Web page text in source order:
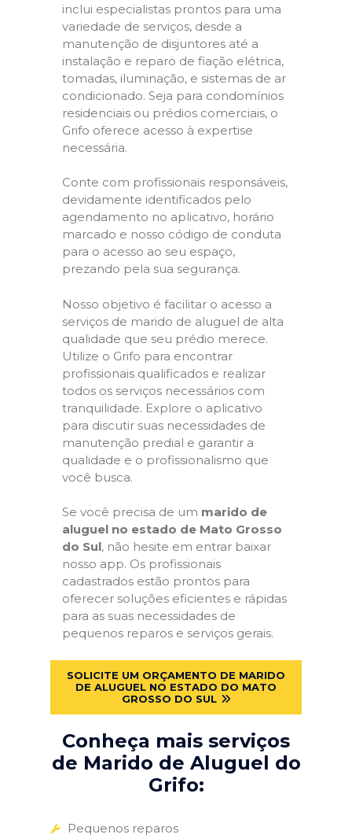
inclui especialistas prontos para uma
variedade de serviços, desde a
manutenção de disjuntores até a
instalação e reparo de fiação elétrica,
tomadas, iluminação, e sistemas de ar
condicionado. Seja para condomínios
residenciais ou prédios comerciais, o
Grifo oferece acesso à expertise
necessária.
Conte com profissionais responsáveis,
devidamente identificados pelo
agendamento no aplicativo, horário
marcado e nosso código de conduta
para o acesso ao seu espaço,
prezando pela sua segurança.
Nosso objetivo é facilitar o acesso a
serviços de marido de aluguel de alta
qualidade que seu prédio merece.
Utilize o Grifo para encontrar
profissionais qualificados e realizar
todos os serviços necessários com
tranquilidade. Explore o aplicativo
para discutir suas necessidades de
manutenção predial e garantir a
qualidade e o profissionalismo que
você busca.
Se você precisa de um marido de
aluguel no estado de Mato Grosso
do Sul, não hesite em entrar baixar
nosso app. Os profissionais
cadastrados estão prontos para
oferecer soluções eficientes e rápidas
para as suas necessidades de
pequenos reparos e serviços gerais.
SOLICITE UM ORÇAMENTO DE MARIDO
DE ALUGUEL NO ESTADO DO MATO
GROSSO DO SUL
Conheça mais serviços
de Marido de Aluguel do
Grifo:
Pequenos reparos